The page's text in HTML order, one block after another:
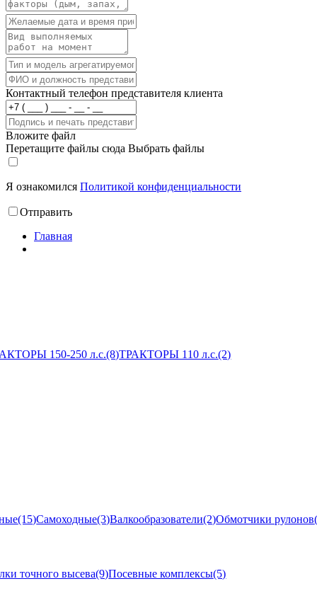
Контактный телефон представителя клиента
Вложите файл
Перетащите файлы сюда Выбрать файлы
Я ознакомился Политикой конфиденциальности
Отправить
Главная
150-250 л.с.(8)ТРАКТОРЫ 110 л.с.(2)
(15)Самоходные(3)Валкообразователи(2)Обмотчики рулонов
точного высева(9)Посевные комплексы(5)